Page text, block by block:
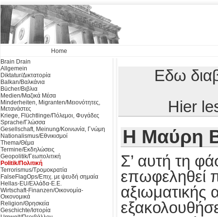
Home
Brain Drain
Allgemein
Diktatur/Δικτατορία
Balkan/Βαλκάνια
Bücher/Βιβλια
Medien/Μαζικά Μέσα
Minderheiten, Migranten/Μειονότητες,
Μετανάστες
Kriege, Flüchtlinge/Πόλεμοι, Φυγάδες
Sprache/Γλώσσα
Gesellschaft, Meinung/Κοινωνία, Γνώμη
Nationalismus/Εθνικισμοί
Thema/Θέμα
Termine/Εκδηλώσεις
Geopolitik/Γεωπολιτική
Politik/Πολιτική
Terrorismus/Τρομοκρατία
FalseFlagOps/Επιχ. με ψευδή σημαία
Hellas-EU/Ελλάδα-Ε.Ε.
Wirtschaft-Finanzen/Οικονομία-
Οικονομικά
Religion/Θρησκεία
Geschichte/Ιστορία
Εδω
Hier
Η Μαύρη
Σ’ αυτή τη
επωφεληθεί
αξιωματικής